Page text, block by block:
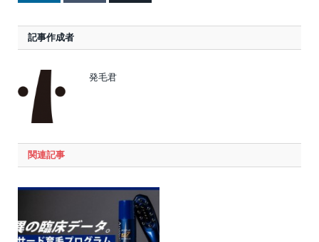
記事作成者
発毛君
関連記事